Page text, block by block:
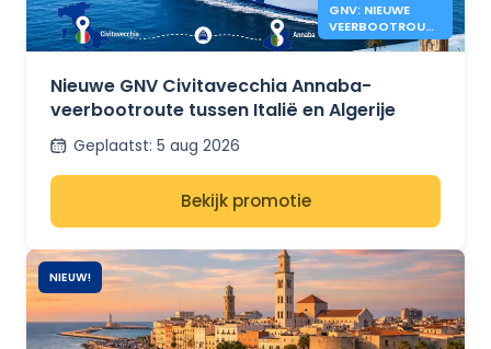
GNV: NIEUWE
VEERBOOTROUTE
CIVITAVECCHIA
Nieuwe GNV Civitavecchia Annaba-
veerbootroute tussen Italië en Algerije
Geplaatst: 5 aug 2026
Bekijk promotie
NIEUW!